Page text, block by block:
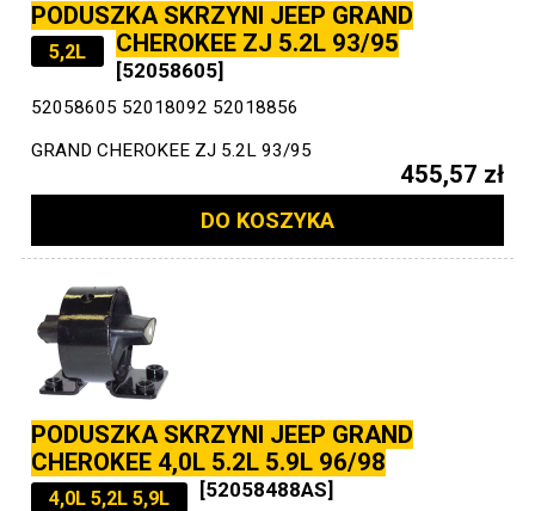
PODUSZKA SKRZYNI JEEP GRAND
CHEROKEE ZJ 5.2L 93/95
5,2L
[52058605]
52058605 52018092 52018856
GRAND CHEROKEE ZJ 5.2L 93/95
455,57 zł
DO KOSZYKA
PODUSZKA SKRZYNI JEEP GRAND
CHEROKEE 4,0L 5.2L 5.9L 96/98
4,0L 5,2L 5,9L [52058488AS]